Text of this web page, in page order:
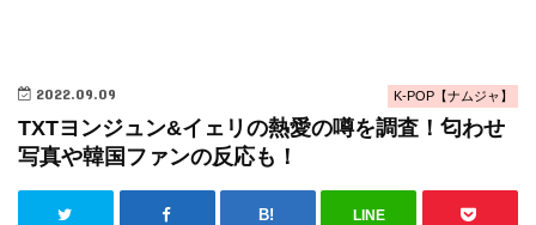
K-POP【ナムジャ】
2022.09.09
TXTヨンジュン&イェリの熱愛の噂を調査！匂わせ
写真や韓国ファンの反応も！
LINE